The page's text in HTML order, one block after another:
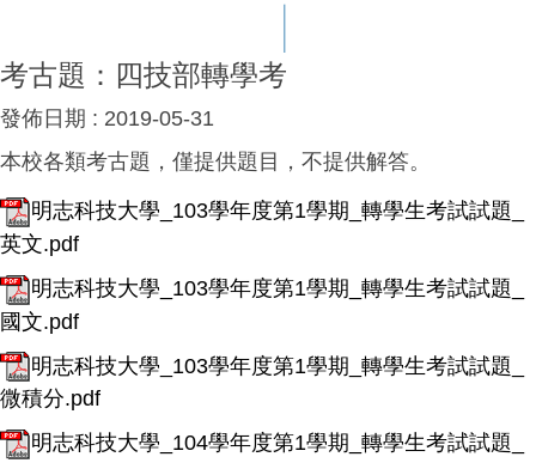
考古題：四技部轉學考
發佈日期 : 2019-05-31
本校各類考古題，僅提供題目，不提供解答。
明志科技大學_103學年度第1學期_轉學生考試試題_
英文.pdf
明志科技大學_103學年度第1學期_轉學生考試試題_
國文.pdf
明志科技大學_103學年度第1學期_轉學生考試試題_
微積分.pdf
明志科技大學_104學年度第1學期_轉學生考試試題_